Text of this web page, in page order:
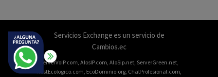
Servicios Exchange es un servicio de
Cambios.ec
ServerVoIP.com AlosIP.com AloSip.net, ServerGreen.net,
HostEcologico.com EcoDominio.org ChatProfesional.com